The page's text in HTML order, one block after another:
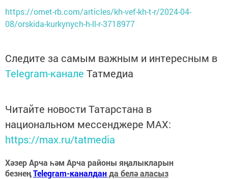
https://omet-rb.com/articles/kh-vef-kh-t-r/2024-04-
08/orskida-kurkynych-h-ll-r-3718977
Следите за самым важным и интересным в
Telegram-канале Татмедиа
Читайте новости Татарстана в
национальном мессенджере MАХ:
https://max.ru/tatmedia
Хәзер Арча һәм Арча районы яңалыкларын
безнеңTelegram-каналданда белә аласыз